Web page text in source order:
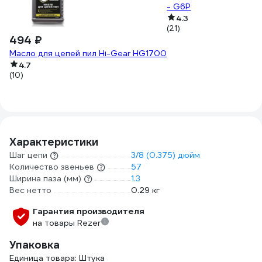
494 ₽
Масло для цепей пил Hi-Gear HG1700
4.7
(10)
- G6P
4.3
(21)
Характеристики
Шаг цепи
3/8 (0.375) дюйм
Количество звеньев
57
Ширина паза (мм)
1.3
Вес нетто
0.29 кг
Гарантия производителя
на товары Rezer
Упаковка
Единица товара: Штука